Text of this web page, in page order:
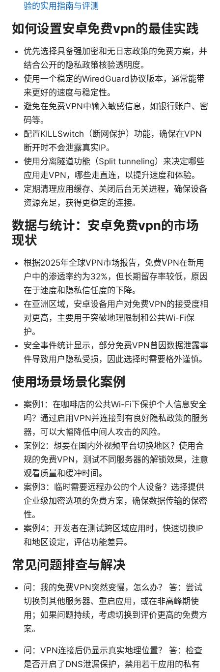
验的实用指南与评测
如何设置安卓免费vpn的最佳实践
优先选择具备强加密和无日志政策的免费方案，并
结合公开的隐私政策核验透明度。
使用一个稳定的WiredGuard协议版本，通常能带
来更好的速度与稳定性。
避免在免费VPN中输入敏感信息，如银行账户、密
码等。
配置KILLSwitch（断网保护）功能，确保在VPN
断开时不会泄露真实IP。
使用分离隧道功能（Split tunneling）来决定哪些
应用走VPN，哪些走直连，以提升速度和体验。
定期清理应用缓存、关闭后台无关进程，确保设备
资源充足，获得更稳定的连接。
数据与统计：安卓免费vpn的市场
现状
根据2025年全球VPN市场报告，免费VPN在新用
户中的渗透率约为32%，但长期留存率较低，原因
在于速度和隐私信任度的下降。
在亚洲区域，安卓设备用户对免费VPN的接受度相
对更高，主要用于突破地理限制和公共Wi-Fi保
护。
安全事件统计显示，部分免费VPN曾因数据泄露事
件导致用户隐私受损，因此选择时需要格外谨慎。
使用场景场景化案例
案例1：在咖啡店的公共Wi-Fi下保护个人信息安全
吗？通过启用VPN并连接到有良好隐私政策的服务
器，可以大幅降低中间人攻击的风险。
案例2：想要在国内外视频平台切换地区？使用合
规的免费VPN，测试不同服务器的解锁效果，注意
观看质量和缓冲时间。
案例3：临时需要远程办公的个人设备？选择提供
企业级加密选项的免费方案，确保数据传输的保密
性。
案例4：开发者在测试跨区域应用时，快速切换IP
和地区设定，评估功能差异。
常见问题排查与解决
问：我的免费VPN突然变慢，怎么办？ 答：尝试
切换到其他服务器、重启应用，或在非高峰期使
用；如果问题持续，考虑切换到评价更高的免费方
案。
问：VPN连接后仍显示真实地理位置？ 答：检查
是否开启了DNS泄漏保护，禁用若干应用的私有